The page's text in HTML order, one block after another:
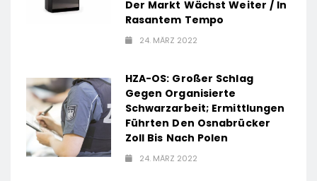
Der Markt Wächst Weiter / In
Rasantem Tempo
24. MÄRZ 2022
HZA-OS: Großer Schlag
Gegen Organisierte
Schwarzarbeit; Ermittlungen
Führten Den Osnabrücker
Zoll Bis Nach Polen
24. MÄRZ 2022